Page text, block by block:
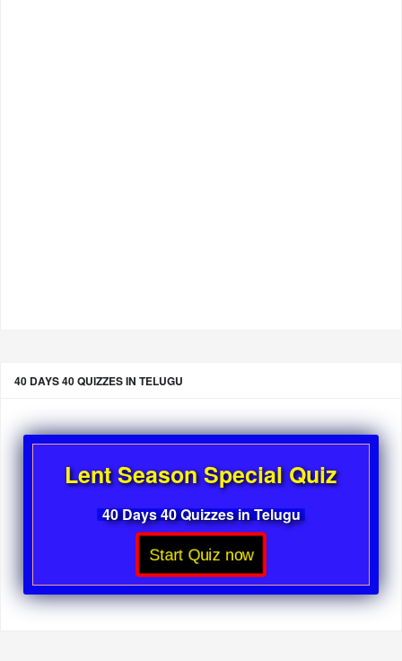
40 DAYS 40 QUIZZES IN TELUGU
Lent Season Special Quiz
40 Days 40 Quizzes in Telugu
Start Quiz now